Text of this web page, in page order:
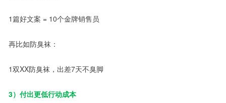
1篇好文案 = 10个金牌销售员
再比如防臭袜：
1双XX防臭袜，出差7天不臭脚
3）付出更低行动成本